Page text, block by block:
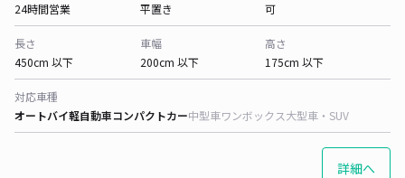
24時間営業
平置き
可
長さ
450cm 以下
車幅
200cm 以下
高さ
175cm 以下
対応車種
オートバイ軽自動車コンパクトカー中型車ワンボックス大型車・SUV
詳細へ